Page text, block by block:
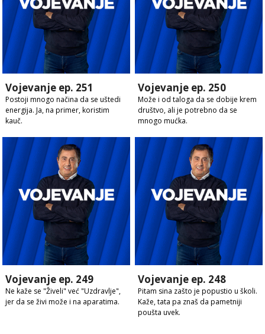
Vojevanje ep. 251
Postoji mnogo načina da se uštedi
energija. Ja, na primer, koristim
kauč.
Vojevanje ep. 250
Može i od taloga da se dobije krem
društvo, ali je potrebno da se
mnogo mućka.
Vojevanje ep. 249
Ne kaže se "Živeli" već "Uzdravlje",
jer da se živi može i na aparatima.
Vojevanje ep. 248
Pitam sina zašto je popustio u školi.
Kaže, tata pa znaš da pametniji
poušta uvek.